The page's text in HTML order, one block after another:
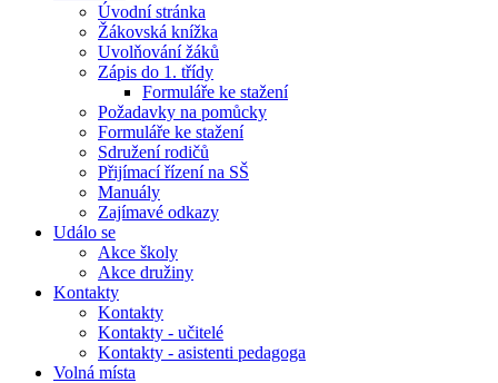
Úvodní stránka
Žákovská knížka
Uvolňování žáků
Zápis do 1. třídy
Formuláře ke stažení
Požadavky na pomůcky
Formuláře ke stažení
Sdružení rodičů
Přijímací řízení na SŠ
Manuály
Zajímavé odkazy
Událo se
Akce školy
Akce družiny
Kontakty
Kontakty
Kontakty - učitelé
Kontakty - asistenti pedagoga
Volná místa